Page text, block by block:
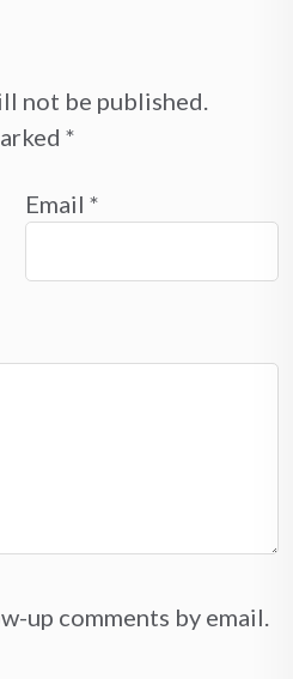
not be published.
*
Email *
up comments by email.